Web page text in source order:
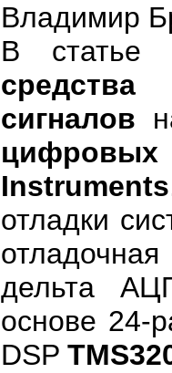
Владимир
В статье
средства
сигналов
Instruments
отладки
дельта
основе 24-
DSP